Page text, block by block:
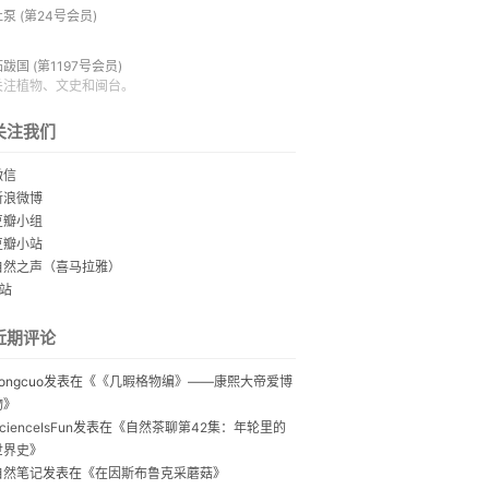
泵 (第24号会员)
跋国 (第1197号会员)
注植物、文史和闽台。
注我们
信
浪微博
瓣小组
瓣小站
之声（喜马拉雅）
期评论
发表在《 《几暇格物编》——康熙大帝爱博
》
发表在《 自然茶聊第42集：年轮里的
界史》
然笔记发表在《在因斯布鲁克采蘑菇》